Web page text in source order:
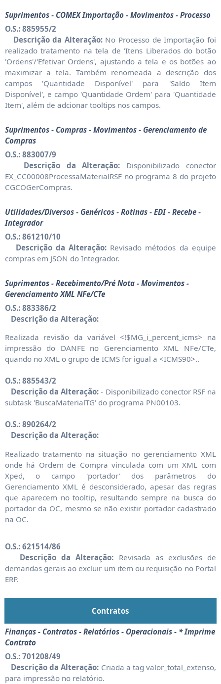
Suprimentos - COMEX Importação - Movimentos - Processo
O.S.: 885955/2
Descrição da Alteração:No Processo de Importação foi
realizado tratamento na tela de 'Itens Liberados do botão
'Ordens'/'Efetivar Ordens', ajustando a tela e os botões ao
maximizar a tela. Também renomeada a descrição dos
campos 'Quantidade Disponível' para 'Saldo Item
Disponível', e campo 'Quantidade Ordem' para 'Quantidade
Item', além de adcionar tooltips nos campos.
Suprimentos - Compras - Movimentos - Gerenciamento de
Compras
O.S.: 883007/9
Descrição da Alteração: Disponibilizado conector
EX_CC00008ProcessaMaterialRSF no programa 8 do projeto
CGCOGerCompras.
Utilidades/Diversos - Genéricos - Rotinas - EDI - Recebe -
Integrador
O.S.: 861210/10
Descrição da Alteração:Revisado métodos da equipe
compras em JSON do Integrador.
Suprimentos - Recebimento/Pré Nota - Movimentos -
Gerenciamento XML NFe/CTe
O.S.: 883386/2
Descrição da Alteração:
Realizada revisão da variável <!$MG_i_percent_icms> na
impressão do DANFE no Gerenciamento XML NFe/CTe,
quando no XML o grupo de ICMS for igual a <ICMS90>..
O.S.: 885543/2
Descrição da Alteração: - Disponibilizado conector RSF na
subtask 'BuscaMaterialTG' do programa PN00103.
O.S.: 890264/2
Descrição da Alteração:
Realizado tratamento na situação no gerenciamento XML
onde há Ordem de Compra vinculada com um XML com
Xped, o campo 'portador' dos parâmetros do
Gerenciamento XML é desconsiderado, apesar das regras
que aparecem no tooltip, resultando sempre na busca do
portador da OC, mesmo se não existir portador cadastrado
na OC.
O.S.: 621514/86
Descrição da Alteração: Revisada as exclusões de
demandas gerais ao excluir um item ou requisição no Portal
ERP.
Contratos
Finanças - Contratos - Relatórios - Operacionais - * Imprime
Contrato
O.S.: 701208/49
Descrição da Alteração: Criada a tag valor_total_extenso,
para impressão no relatório.